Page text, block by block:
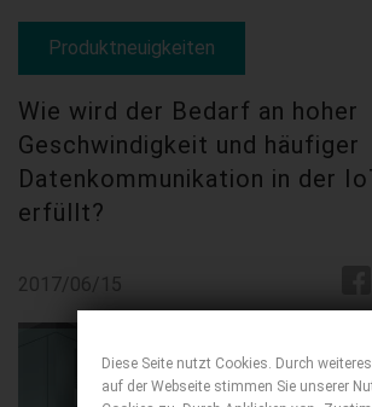
Produktneuigkeiten
Wie wird der Bedarf an hoher
Geschwindigkeit und häufiger
Datenkommunikation in der
erfüllt?
2017/06/15
Diese Seite nutzt Cookies. Durch
auf der Webseite stimmen Sie unserer